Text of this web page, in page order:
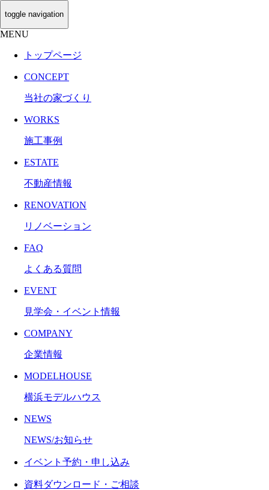
toggle navigation
MENU
トップページ
CONCEPT
当社の家づくり
WORKS
施工事例
ESTATE
不動産情報
RENOVATION
リノベーション
FAQ
よくある質問
EVENT
見学会・イベント情報
COMPANY
企業情報
MODELHOUSE
横浜モデルハウス
NEWS
NEWS/お知らせ
イベント予約・申し込み
資料ダウンロード・ご相談